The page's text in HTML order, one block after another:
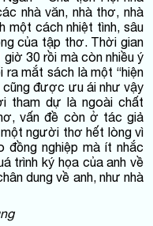
nhà văn, nhà thơ, nhà
một cách nhiệt tình, sâu
của tập thơ. Thời gian
30 rồi mà còn nhiều ý
mắt sách là một “hiện
được ưu ái như vậy
tham dự là ngoài chất
vấn đề còn ở tác giả
người thơ hết lòng vì
đồng nghiệp mà ít nhắc
trình ký họa của anh về
dung về anh, như nhà